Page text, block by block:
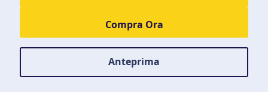
Anteprima